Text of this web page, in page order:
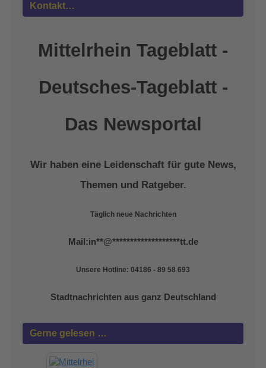
Kontakt…
Mittelrhein Tageblatt -
Deutsches-Tageblatt -
Das Newsportal
Wir haben eine Leidenschaft für gute News,
Themen und Ratgeber.
Täglich neue Nachrichten
Mail:in**@*******************tt.de
Unsere Hotline: 04186 - 89 58 693
Stadtnachrichten aus ganz Deutschland
Gerne gelesen …